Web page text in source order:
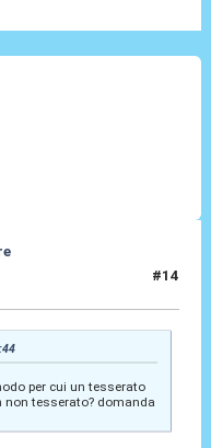
#14
per cui un tesserato
non tesserato? domanda